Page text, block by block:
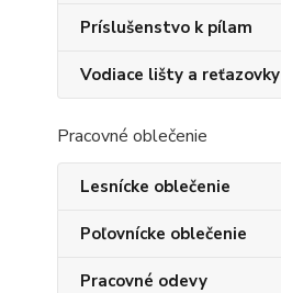
Príslušenstvo k pílam
Vodiace lišty a reťazovky
Pracovné oblečenie
Lesnícke oblečenie
Poľovnícke oblečenie
Pracovné odevy